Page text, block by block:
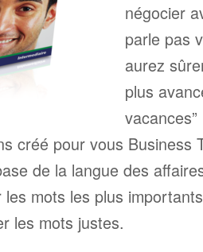
négocier
parle pas
aurez
plus
créé pour vous Business
de la langue des
mots les plus
les mots justes.